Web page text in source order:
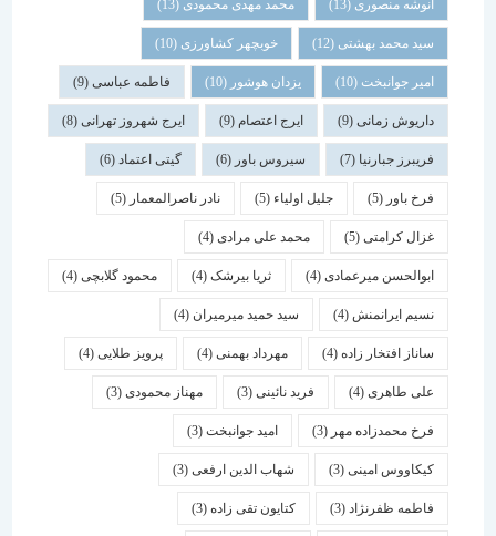
انوشه منصوری(13) محمد مهدی محمودی(13)
سید محمد بهشتی(12) خوبچهر کشاورزی (10)
امیر جوانبخت(10) یزدان هوشور(10) فاطمه عباسی(9)
داریوش زمانی(9) ایرج اعتصام(9) ایرج شهروز تهرانی (8)
فریبرز جبارنیا(7) سیروس باور(6) گیتی اعتماد(6)
فرخ باور(5) جلیل اولیاء(5) نادر ناصرالمعمار(5)
غزال کرامتی(5) محمد علی مرادی (4)
ابوالحسن میرعمادی(4) ثریا بیرشک(4) محمود گلابچی(4)
نسیم ایرانمنش(4) سید حمید میرمیران(4)
ساناز افتخار زاده (4) مهرداد بهمنی(4) پرویز طلایی(4)
علی طاهری(4) فرید نائینی(3) مهناز محمودی(3)
فرخ محمدزاده مهر(3) امید جوانبخت(3)
کیکاووس امینی(3) شهاب الدین ارفعی(3)
فاطمه ظفرنژاد(3) کتایون تقی زاده (3)